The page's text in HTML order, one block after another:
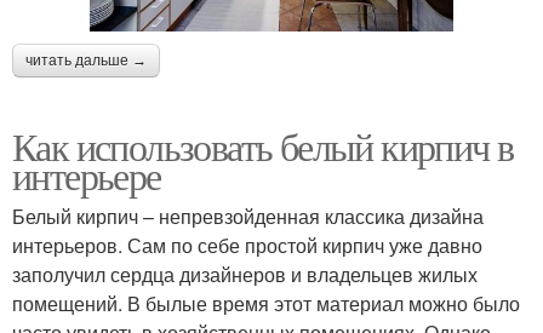
читать дальше →
Как использовать белый кирпич в
интерьере
Белый кирпич – непревзойденная классика дизайна
интерьеров. Сам по себе простой кирпич уже давно
заполучил сердца дизайнеров и владельцев жилых
помещений. В былые время этот материал можно было